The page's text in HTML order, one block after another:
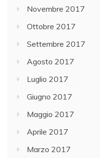
Novembre 2017
Ottobre 2017
Settembre 2017
Agosto 2017
Luglio 2017
Giugno 2017
Maggio 2017
Aprile 2017
Marzo 2017